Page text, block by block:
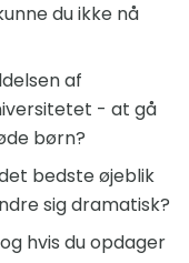
du ikke nå
af
- at gå
børn?
bedste øjeblik
sig dramatisk?
hvis du opdager